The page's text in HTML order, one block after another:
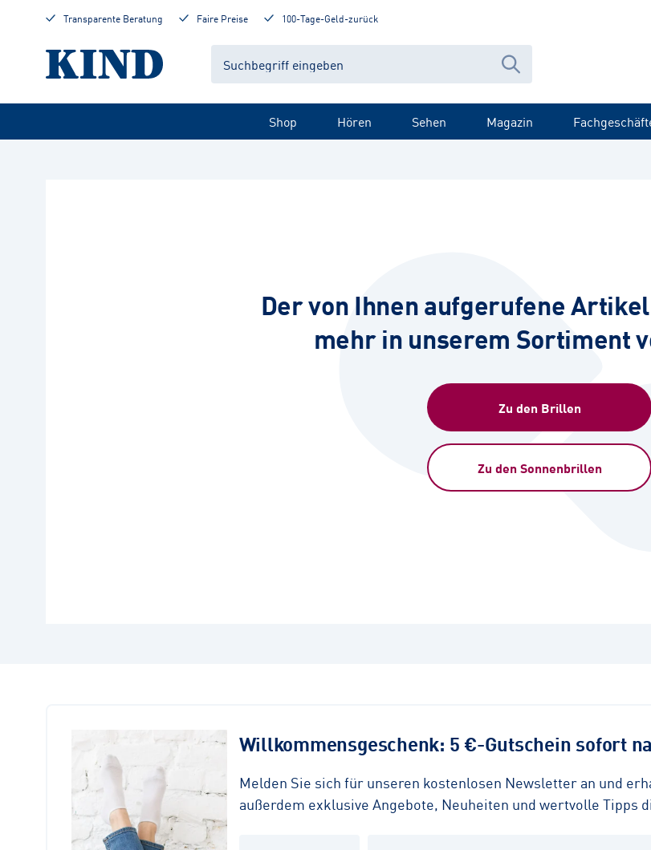
Transparente Beratung Faire Preise 100-Tage-Geld-zurück
Shop Hören Sehen Magazin
Der von Ihnen aufgerufene
mehr in unserem Sortiment
Zu den Brillen
Zu den Sonnenbrillen
Willkommensgeschenk: 5 €-Gutschein sofort
Melden Sie sich für unseren kostenlosen Newsletter an und
außerdem exklusive Angebote, Neuheiten und wertvolle Tipps